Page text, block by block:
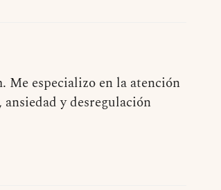
Me especializo en la atención
y desregulación